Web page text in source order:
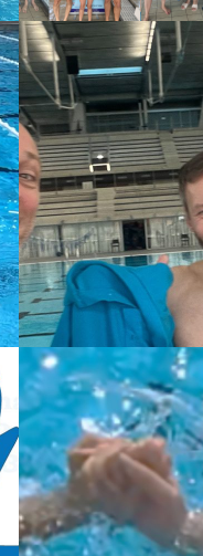
09-03-2025
VIDEO ZAPISI I
REZULTATI 6.
REPLIGE 2025.
14-12-2024
3. KOLO